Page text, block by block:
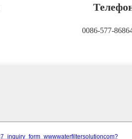
0086-577-